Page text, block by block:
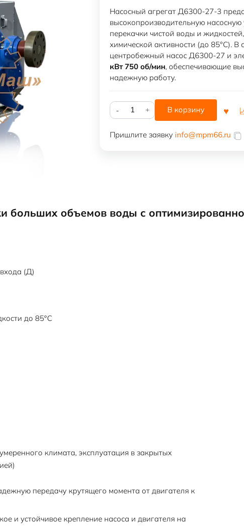
Насосный агрегат Д6300-27-3
высокопроизводительную
перекачки чистой воды и
химической активности (до 85°C). В
центробежный насос Д6300-27 и
кВт 750 об/мин, обеспечивающие
надежную работу.
Количество
товара
агрегат
В корзину
Пришлите заявку info@mpm66.ru
больших объемов воды с
(Д)
до 85°C
климата, эксплуатация в закрытых
передачу крутящего момента от двигателя к
и устойчивое крепление насоса и двигателя на